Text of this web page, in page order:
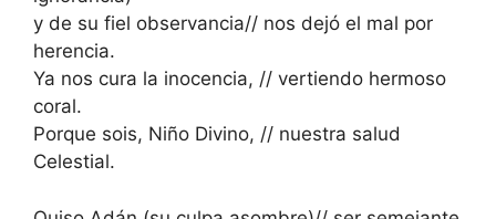
y de su fiel observancia// nos dejó el mal por
herencia.
Ya nos cura la inocencia, // vertiendo hermoso
coral.
Porque sois, Niño Divino, // nuestra salud
Celestial.